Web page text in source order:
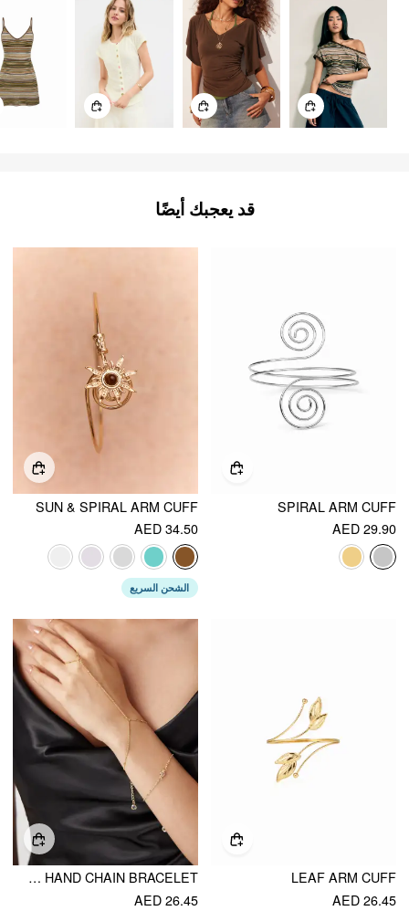
قد يعجبك أيضًا
SPIRAL ARM CUFF
AED 29.90
SUN & SPIRAL ARM CUFF
AED 34.50
الشحن السريع
LEAF ARM CUFF
AED 26.45
RHINESTONE HAND CHAIN BRACELET
AED 26.45